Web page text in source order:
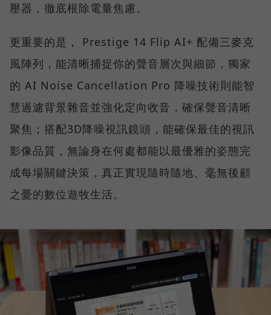
壓器，徹底根除電量焦慮。
更重要的是， Prestige 14 Flip AI+ 配備三麥克
風陣列，能清晰捕捉你的聲音層次與細節，獨家
的 AI Noise Cancellation Pro 降噪技術則能智
慧過濾背景雜音並強化定向收音，確保聲音清晰
聚焦；搭配3D降噪視訊鏡頭，能確保最佳的視訊
影像品質，無論身在何處都能以最優雅的姿態完
成每場關鍵決策，真正實現隨時隨地、毫無後顧
之憂的數位遊牧生活。